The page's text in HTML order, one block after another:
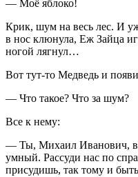
— Моё яблоко!
Крик, шум на весь лес. И
в нос клюнула, Еж Зайца
ногой лягнул…
Вот тут-то Медведь и
— Что такое? Что за шум?
Все к нему:
— Ты, Михаил Иванович, в
умный. Рассуди нас по
присудишь, так тому и